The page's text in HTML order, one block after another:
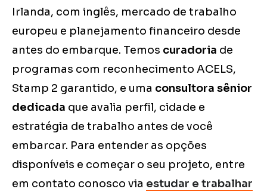
Irlanda, com inglês, mercado de trabalho
europeu e planejamento financeiro desde
antes do embarque. Temos curadoria de
programas com reconhecimento ACELS,
Stamp 2 garantido, e uma consultora sênior
dedicada que avalia perfil, cidade e
estratégia de trabalho antes de você
embarcar. Para entender as opções
disponíveis e começar o seu projeto, entre
em contato conosco via estudar e trabalhar